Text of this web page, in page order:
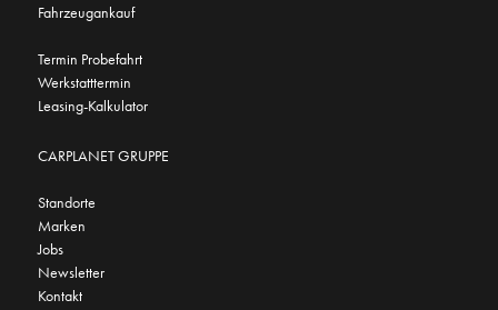
Fahrzeugankauf
Termin Probefahrt
Werkstatttermin
Leasing-Kalkulator
CARPLANET GRUPPE
Standorte
Marken
Jobs
Newsletter
Kontakt